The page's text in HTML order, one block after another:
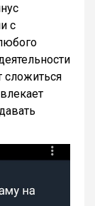
с
сложиться